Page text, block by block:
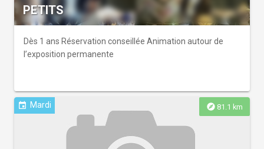
PETITS
Dès 1 ans Réservation conseillée Animation autour de
l’exposition permanente
explore 81.1 km
event Mardi